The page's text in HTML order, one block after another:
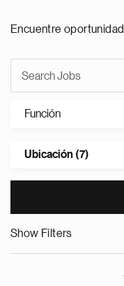
Encuentre
Función
Ubicación (7)
Show Filters